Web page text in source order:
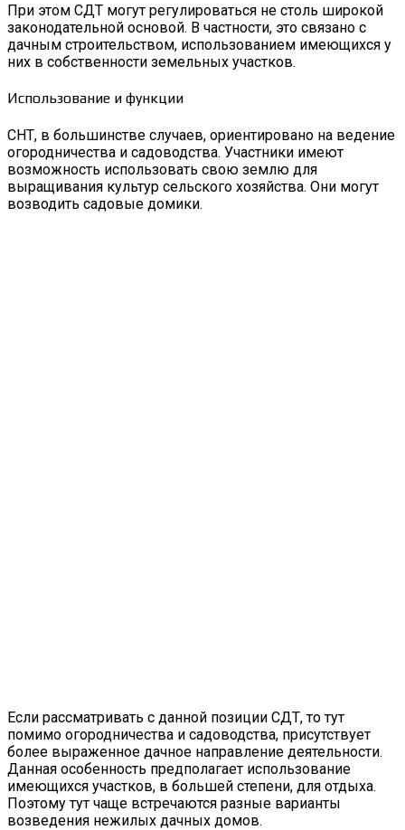
При этом СДТ могут регулироваться не столь широкой
законодательной основой. В частности, это связано с
дачным строительством, использованием имеющихся у
них в собственности земельных участков.
Использование и функции
СНТ, в большинстве случаев, ориентировано на ведение
огородничества и садоводства. Участники имеют
возможность использовать свою землю для
выращивания культур сельского хозяйства. Они могут
возводить садовые домики.
Если рассматривать с данной позиции СДТ, то тут
помимо огородничества и садоводства, присутствует
более выраженное дачное направление деятельности.
Данная особенность предполагает использование
имеющихся участков, в большей степени, для отдыха.
Поэтому тут чаще встречаются разные варианты
возведения нежилых дачных домов.